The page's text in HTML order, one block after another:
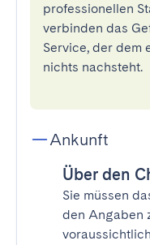
professionellen
verbinden das
Service, der dem
nichts nachsteht.
Ankunft
Über den
Sie müssen
den Angaben